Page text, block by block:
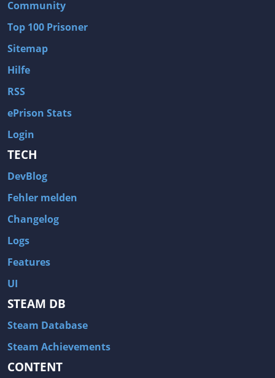
Community
Top 100 Prisoner
Sitemap
Hilfe
RSS
ePrison Stats
Login
TECH
DevBlog
Fehler melden
Changelog
Logs
Features
UI
STEAM DB
Steam Database
Steam Achievements
CONTENT